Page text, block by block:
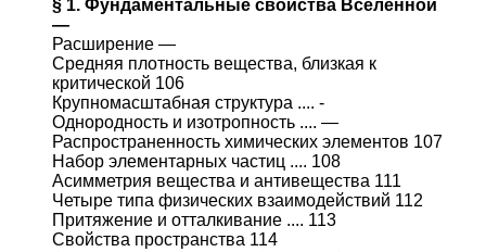
§ 1. Фундаментальные свойства Вселенной
—
Расширение —
Средняя плотность вещества, близкая к
критической 106
Крупномасштабная структура .... -
Однородность и изотропность .... —
Распространенность химических элементов 107
Набор элементарных частиц .... 108
Асимметрия вещества и антивещества 111
Четыре типа физических взаимодействий 112
Притяжение и отталкивание .... 113
Свойства пространства 114